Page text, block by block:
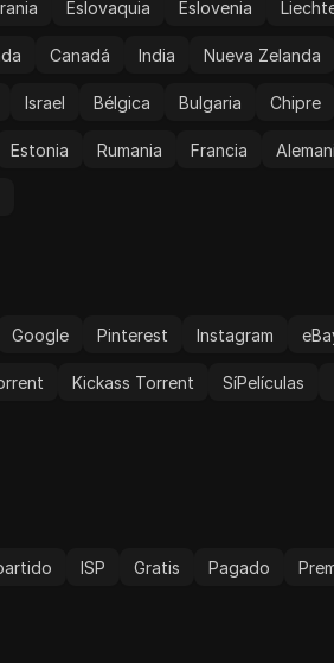
Eslovaquia Eslovenia
Canadá India Nueva Zelanda
Israel Bélgica Bulgaria Chipre
Estonia Rumania Francia
Google Pinterest Instagram
Kickass Torrent SíPelículas
ISP Gratis Pagado